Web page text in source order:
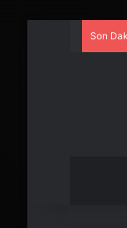
Son